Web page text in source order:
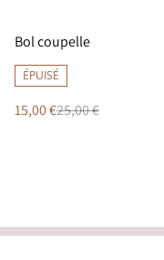
%
Bol coupelle
ÉPUISÉ
15,00 €25,00 €